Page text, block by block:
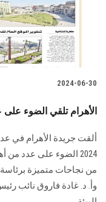
2024-06-30
الأهرام تلقي الضوء
2024 الضوء على عدد
من نجاحات متميزة
وأ. د. غادة فاروق نائب